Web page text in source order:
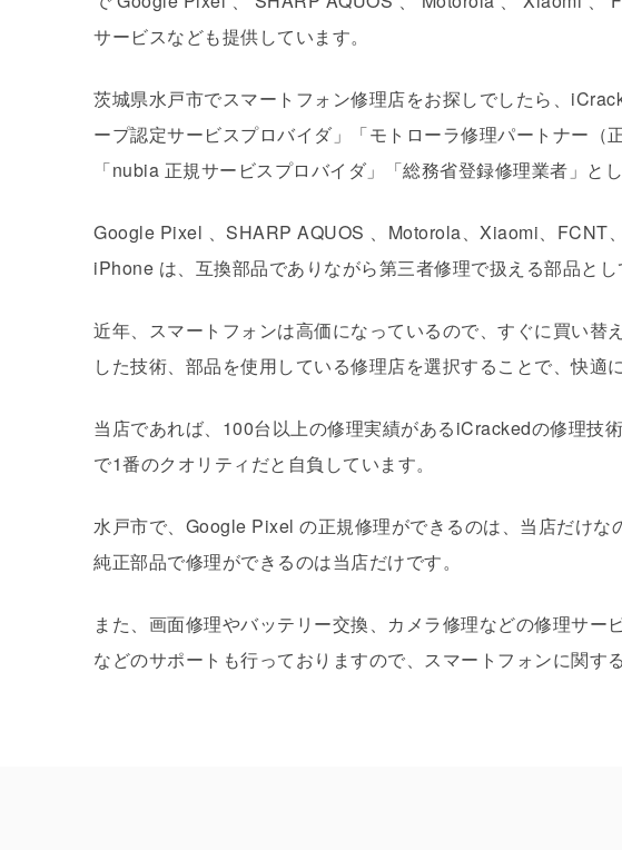
サービスなども提供しています。
茨城県水戸市でスマートフォン修理店をお探しでしたら、
ープ認定サービスプロバイダ」「モトローラ修理パートナー
「nubia 正規サービスプロバイダ」「総務省登録修理業者」と
Google Pixel 、SHARP AQUOS 、Motorola、Xiaomi、FCNT
iPhone は、互換部品でありながら第三者修理で扱える部品と
近年、スマートフォンは高価になっているので、すぐに買い
した技術、部品を使用している修理店を選択することで、快適
当店であれば、100台以上の修理実績があるiCrackedの修理技
で1番のクオリティだと自負しています。
水戸市で、Google Pixel の正規修理ができるのは、当店だけ
純正部品で修理ができるのは当店だけです。
また、画面修理やバッテリー交換、カメラ修理などの修理サ
などのサポートも行っておりますので、スマートフォンに関す